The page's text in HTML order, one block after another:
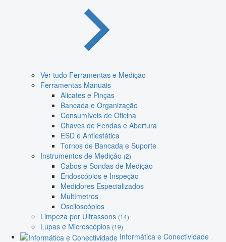
Ver tudo Ferramentas e Medição
Ferramentas Manuais
Alicates e Pinças
Bancada e Organização
Consumíveis de Oficina
Chaves de Fendas e Abertura
ESD e Antiestática
Tornos de Bancada e Suporte
Instrumentos de Medição (2)
Cabos e Sondas de Medição
Endoscópios e Inspeção
Medidores Especializados
Multímetros
Osciloscópios
Limpeza por Ultrassons (14)
Lupas e Microscópios (19)
Informática e Conectividade